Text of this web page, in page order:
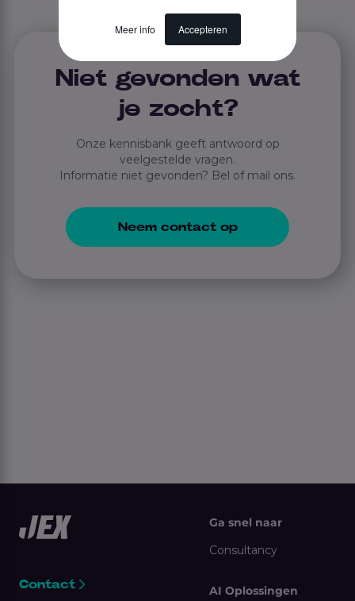
Meer info Accepteren
Niet gevonden wat
je zocht?
Onze kennisbank geeft antwoord op
veelgestelde vragen.
Informatie niet gevonden? Bel of mail ons.
Neem contact op
Contact
Ga snel naar
Consultancy
AI Oplossingen